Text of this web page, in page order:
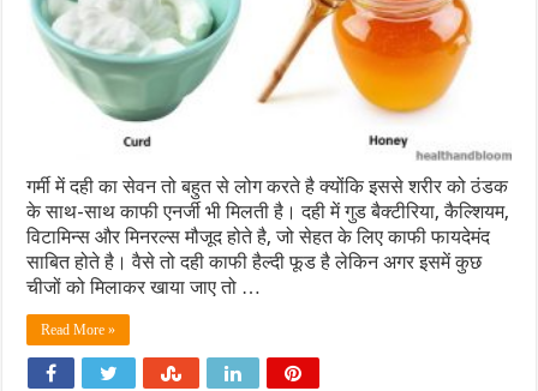
गर्मी में दही का सेवन तो बहुत से लोग करते है क्योंकि इससे शरीर को ठंडक
के साथ-साथ काफी एनर्जी भी मिलती है। दही में गुड बैक्टीरिया, कैल्शियम,
विटामिन्स और मिनरल्स मौजूद होते है, जो सेहत के लिए काफी फायदेमंद
साबित होते है। वैसे तो दही काफी हैल्दी फूड है लेकिन अगर इसमें कुछ
चीजों को मिलाकर खाया जाए तो …
Read More »